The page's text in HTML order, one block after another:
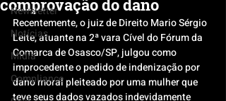
Newsletter
Notícias
Mídia
Compliance
comprovação do dano
Recentemente, o juiz de Direito Mario Sérgio
Leite, atuante na 2ª vara Cível do Fórum da
Comarca de Osasco/SP, julgou como
improcedente o pedido de indenização por
dano moral pleiteado por uma mulher que
teve seus dados vazados indevidamente